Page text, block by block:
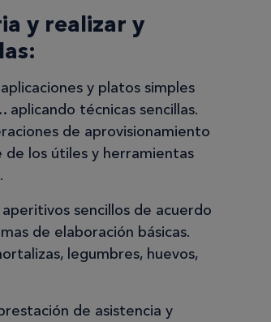
y realizar y
y platos simples
técnicas sencillas.
de aprovisionamiento
los útiles y herramientas
sencillos de acuerdo
de elaboración básicas.
legumbres, huevos,
de asistencia y